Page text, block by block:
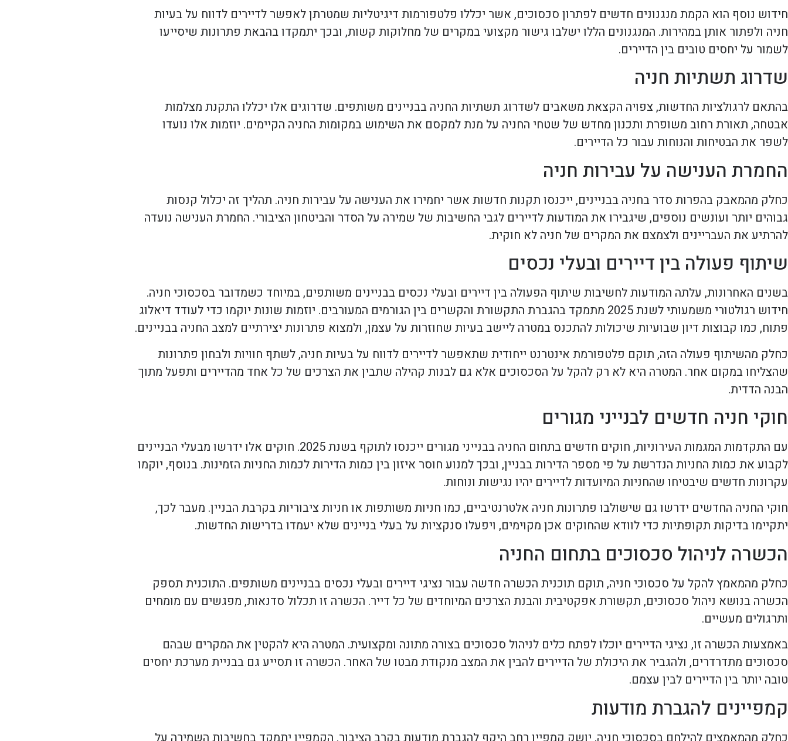
חידוש נוסף הוא הקמת מנגנונים חדשים לפתרון סכסוכים, אשר יכללו פלטפורמות דיגיטליות שמטרתן לאפשר לדיירים לדווח על בעיות
חניה ולפתור אותן במהירות. המנגנונים הללו ישלבו גישור מקצועי במקרים של מחלוקות קשות, ובכך יתמקדו בהבאת פתרונות שיסייעו
לשמור על יחסים טובים בין הדיירים.
שדרוג תשתיות חניה
בהתאם לרגולציות החדשות, צפויה הקצאת משאבים לשדרוג תשתיות החניה בבניינים משותפים. שדרוגים אלו יכללו התקנת מצלמות
אבטחה, תאורת רחוב משופרת ותכנון מחדש של שטחי החניה על מנת למקסם את השימוש במקומות החניה הקיימים. יוזמות אלו נועדו
לשפר את הבטיחות והנוחות עבור כל הדיירים.
החמרת הענישה על עבירות חניה
כחלק מהמאבק בהפרות סדר בחניה בבניינים, ייכנסו תקנות חדשות אשר יחמירו את הענישה על עבירות חניה. תהליך זה יכלול קנסות
גבוהים יותר ועונשים נוספים, שיגבירו את המודעות לדיירים לגבי החשיבות של שמירה על הסדר והביטחון הציבורי. החמרת הענישה נועדה
להרתיע את העבריינים ולצמצם את המקרים של חניה לא חוקית.
שיתוף פעולה בין דיירים ובעלי נכסים
בשנים האחרונות, עלתה המודעות לחשיבות שיתוף הפעולה בין דיירים ובעלי נכסים בבניינים משותפים, במיוחד כשמדובר בסכסוכי חניה.
חידוש רגולטורי משמעותי לשנת 2025 מתמקד בהגברת התקשורת והקשרים בין הגורמים המעורבים. יוזמות שונות יוקמו כדי לעודד דיאלוג
פתוח, כמו קבוצות דיון שבועיות שיכולות להתכנס במטרה ליישב בעיות שחוזרות על עצמן, ולמצוא פתרונות יצירתיים למצב החניה בבניינים.
כחלק מהשיתוף פעולה הזה, תוקם פלטפורמת אינטרנט ייחודית שתאפשר לדיירים לדווח על בעיות חניה, לשתף חוויות ולבחון פתרונות
שהצליחו במקום אחר. המטרה היא לא רק להקל על הסכסוכים אלא גם לבנות קהילה שתבין את הצרכים של כל אחד מהדיירים ותפעל מתוך
הבנה הדדית.
חוקי חניה חדשים לבנייני מגורים
עם התקדמות המגמות העירוניות, חוקים חדשים בתחום החניה בבנייני מגורים ייכנסו לתוקף בשנת 2025. חוקים אלו ידרשו מבעלי הבניינים
לקבוע את כמות החניות הנדרשת על פי מספר הדירות בבניין, ובכך למנוע חוסר איזון בין כמות הדירות לכמות החניות הזמינות. בנוסף, יוקמו
עקרונות חדשים שיבטיחו שהחניות המיועדות לדיירים יהיו נגישות ונוחות.
חוקי החניה החדשים ידרשו גם שישולבו פתרונות חניה אלטרנטיביים, כמו חניות משותפות או חניות ציבוריות בקרבת הבניין. מעבר לכך,
יתקיימו בדיקות תקופתיות כדי לוודא שהחוקים אכן מקוימים, ויפעלו סנקציות על בעלי בניינים שלא יעמדו בדרישות החדשות.
הכשרה לניהול סכסוכים בתחום החניה
כחלק מהמאמץ להקל על סכסוכי חניה, תוקם תוכנית הכשרה חדשה עבור נציגי דיירים ובעלי נכסים בבניינים משותפים. התוכנית תספק
הכשרה בנושא ניהול סכסוכים, תקשורת אפקטיבית והבנת הצרכים המיוחדים של כל דייר. הכשרה זו תכלול סדנאות, מפגשים עם מומחים
ותרגולים מעשיים.
באמצעות הכשרה זו, נציגי הדיירים יוכלו לפתח כלים לניהול סכסוכים בצורה מתונה ומקצועית. המטרה היא להקטין את המקרים שבהם
סכסוכים מתדרדרים, ולהגביר את היכולת של הדיירים להבין את המצב מנקודת מבטו של האחר. הכשרה זו תסייע גם בבניית מערכת יחסים
טובה יותר בין הדיירים לבין עצמם.
קמפיינים להגברת מודעות
כחלק מהמאמצים להילחם בסכסוכי חניה, יושק קמפיין רחב היקף להגברת מודעות בקרב הציבור. הקמפיין יתמקד בחשיבות השמירה על